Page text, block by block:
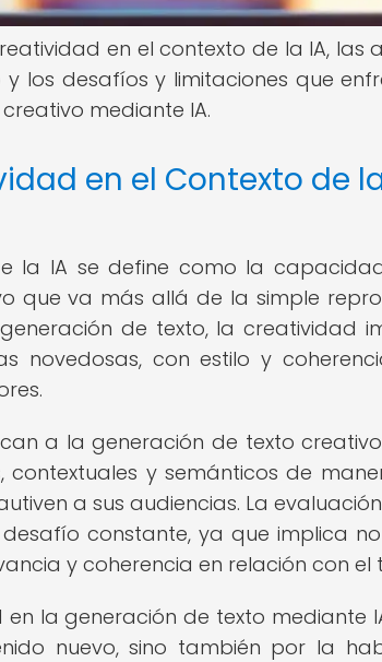
en el contexto de la IA, las
los desafíos y limitaciones que
mediante IA.
en el Contexto de
la IA se define como la
que va más allá de la simple
de texto, la creatividad
novedosas, con estilo y
a la generación de texto
contextuales y semánticos de
a sus audiencias. La
constante, ya que implica
y coherencia en relación con
la generación de texto mediante
nuevo, sino también por la